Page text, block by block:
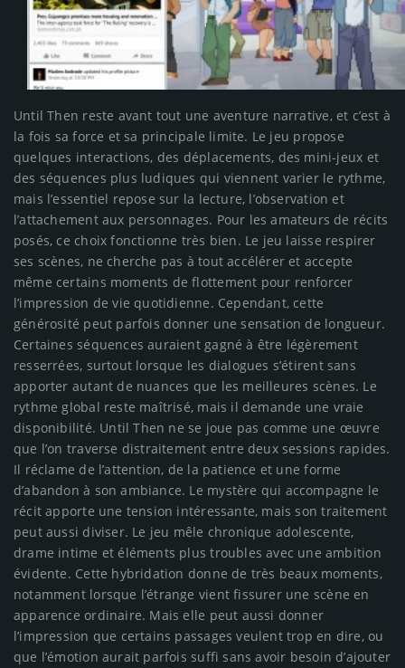
Until Then reste avant tout une aventure narrative, et c’est à
la fois sa force et sa principale limite. Le jeu propose
quelques interactions, des déplacements, des mini-jeux et
des séquences plus ludiques qui viennent varier le rythme,
mais l’essentiel repose sur la lecture, l’observation et
l’attachement aux personnages. Pour les amateurs de récits
posés, ce choix fonctionne très bien. Le jeu laisse respirer
ses scènes, ne cherche pas à tout accélérer et accepte
même certains moments de flottement pour renforcer
l’impression de vie quotidienne. Cependant, cette
générosité peut parfois donner une sensation de longueur.
Certaines séquences auraient gagné à être légèrement
resserrées, surtout lorsque les dialogues s’étirent sans
apporter autant de nuances que les meilleures scènes. Le
rythme global reste maîtrisé, mais il demande une vraie
disponibilité. Until Then ne se joue pas comme une œuvre
que l’on traverse distraitement entre deux sessions rapides.
Il réclame de l’attention, de la patience et une forme
d’abandon à son ambiance. Le mystère qui accompagne le
récit apporte une tension intéressante, mais son traitement
peut aussi diviser. Le jeu mêle chronique adolescente,
drame intime et éléments plus troubles avec une ambition
évidente. Cette hybridation donne de très beaux moments,
notamment lorsque l’étrange vient fissurer une scène en
apparence ordinaire. Mais elle peut aussi donner
l’impression que certains passages veulent trop en dire, ou
que l’émotion aurait parfois suffi sans avoir besoin d’ajouter